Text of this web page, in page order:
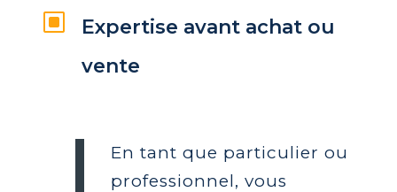
W
Expertise avant achat ou
vente
En tant que particulier ou
professionnel, vous